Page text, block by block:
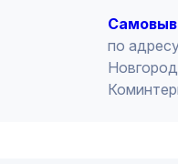
по